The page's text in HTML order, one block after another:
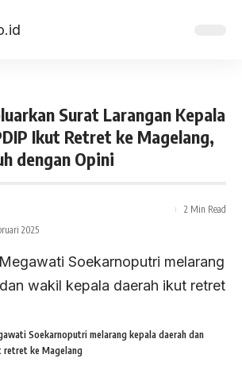
Surat Larangan Kepala
Ikut Retret ke Magelang,
dengan Opini
2025
2 Min Read
Soekarnoputri melarang kepala daerah dan
retret ke Magelang